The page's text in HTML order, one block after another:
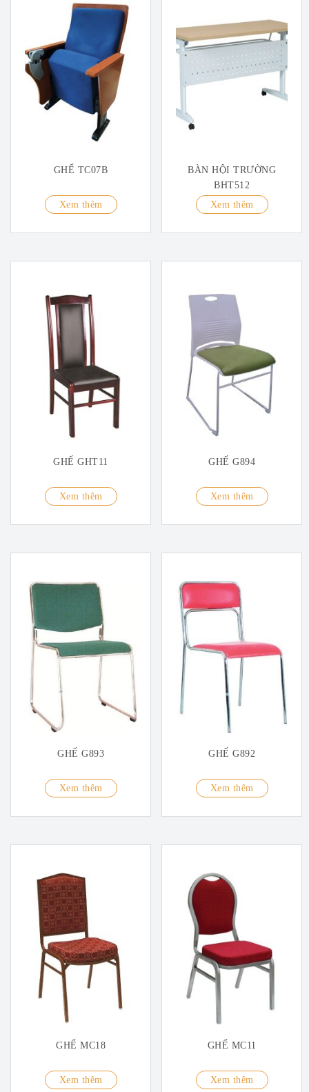
GHẾ TC07B
Xem thêm
BÀN HỘI TRƯỜNG
BHT512
Xem thêm
GHẾ GHT11
Xem thêm
GHẾ G894
Xem thêm
GHẾ G893
Xem thêm
GHẾ G892
Xem thêm
GHẾ MC18
Xem thêm
GHẾ MC11
Xem thêm